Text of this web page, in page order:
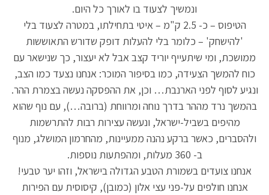
ונמשיך לצעוד בו לאורך כל היום.
הטיפוס – כ- 2.5 ק"מ – איטי בתחילתו, במטרה לצעוד בלי
'להישחק' – כלומר בלי להעלות דופק שדורש התאוששות
ממושכת, ומי שיתעייף יוריד קצב אבל לא יעצור, כך שנישאר עם
כוח להמשך הצעידה, כמו בסיפור המוכר: אנחנו נצעד כמו הצב,
ונגיע לסוף לפני הארנבת… וכן, את ההפסקה נעשה בצמרת ההר.
בהמשך נרד מההר בדרך נוחה ומרווחת (ברובה…), עם נוף שהוא
מהיפים בשביל-ישראל, ונעשה עצירות רבות להתרשמות
ולהסברים, כאשר ברקע נהנה ממעיינות, מהחרמון המושלג, מנוף
ב- 360 מעלות, ומהפתעות נוספות.
אנחנו צועדים בשמורת הטבע הגדולה בישראל, וזהו יער טבעי!
אנחנו חולפים על-פני עצי אלון (כמובן), קיסוסית עם הפירות